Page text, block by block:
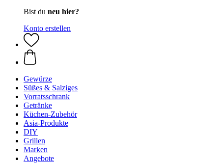
Bist du neu hier?
Konto erstellen
Gewürze
Süßes & Salziges
Vorratsschrank
Getränke
Küchen-Zubehör
Asia-Produkte
DIY
Grillen
Marken
Angebote